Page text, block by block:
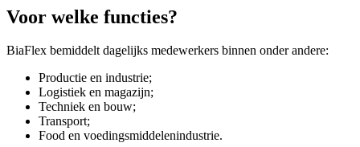
Voor welke functies?
BiaFlex bemiddelt dagelijks medewerkers binnen onder andere:
Productie en industrie;
Logistiek en magazijn;
Techniek en bouw;
Transport;
Food en voedingsmiddelenindustrie.